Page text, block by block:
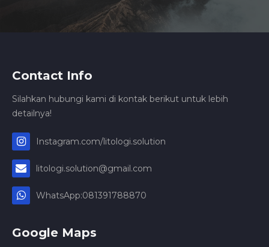
Contact Info
Silahkan hubungi kami di kontak berikut untuk lebih
detailnya!
Instagram.com/litologi.solution
litologi.solution@gmail.com
WhatsApp:081391788870
Google Maps